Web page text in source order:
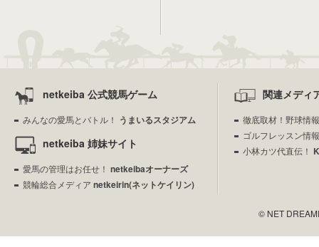
netkeiba 公式競馬ゲーム
みんなの愛馬とバトル！ うまいるスタジアム
netkeiba 姉妹サイト
愛馬の管理はお任せ！ netkeibaオーナーズ
競輪総合メディア netkeirin(ネットケイリン)
関連メディ
徹底取材！野球情
ゴルフレッスン情
小林カツ代直伝！
© NET